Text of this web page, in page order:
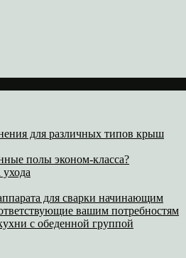
для различных типов крыш
полы эконом-класса?
для сварки начинающим
вашим потребностям
с обеденной группой